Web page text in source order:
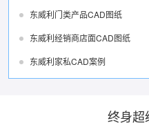
东威利门类产品CAD图纸
东威利经销商店面CAD图纸
东威利家私CAD案例
终身超